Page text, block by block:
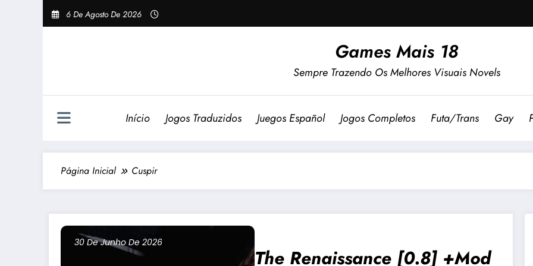
Pular
Para
6 De Agosto De 2026
Games Mais 18
Sempre Trazendo Os Melhores Visuais Novels
Início Jogos Traduzidos Juegos Español Jogos Completos Futa/Trans Gay
Página Inicial Cuspir
30 De Junho De 2026
The Renaissance [0.8] +Mod